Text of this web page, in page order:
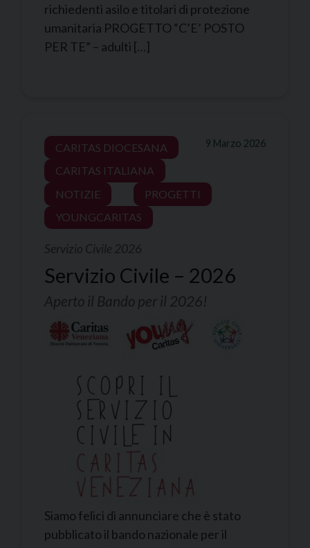
richiedenti asilo e titolari di protezione
umanitaria PROGETTO “C’E’ POSTO
PER TE” – adulti […]
9 Marzo 2026
CARITAS DIOCESANA
CARITAS ITALIANA
NOTIZIE
PROGETTI
YOUNGCARITAS
Servizio Civile 2026
Servizio Civile – 2026
Aperto il Bando per il 2026!
Siamo felici di annunciare che è stato
pubblicato il bando nazionale per il